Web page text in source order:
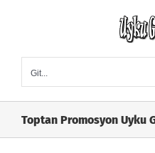
Git...
Toptan Promosyon Uyku